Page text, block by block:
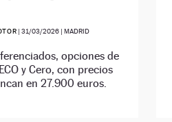
|31/03/2026 | MADRID
opciones de
y Cero, con precios
en 27.900 euros.